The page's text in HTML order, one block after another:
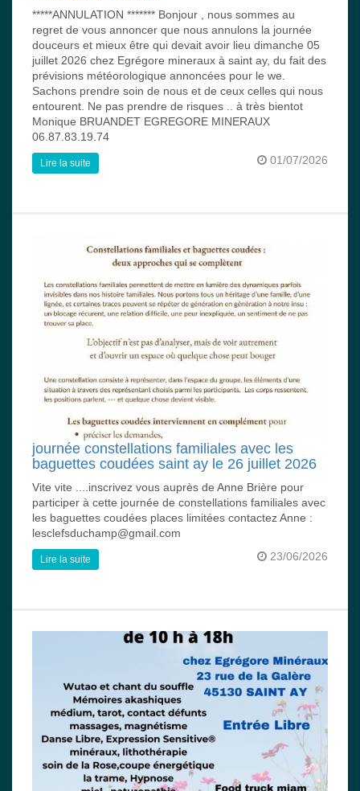
*****ANNULATION ******* Bonjour , nous sommes au
regret de vous annoncer que nous annulons la journée
douceurs et mieux être qui devait avoir lieu dimanche 05
juillet 2026 chez Egrégore mineraux à saint ay, du fait des
prévisions météorologique annoncées pour le we.
Sachons prendre soin de nous et de ceux celles qui nous
entourent. Ne pas prendre de risques .. à très bientot
Monique BRUANDET EGREGORE MINERAUX
06.87.83.19.74
01/07/2026
Lire la suite
journée constellations familiales avec les
baguettes coudées saint ay le 26 juillet 2026
Vite vite ....inscrivez vous auprès de Anne Brière pour
participer à cette journée de constellations familiales avec
les baguettes coudées places limitées contactez Anne :
lesclefsduchamp@gmail.com
23/06/2026
Lire la suite